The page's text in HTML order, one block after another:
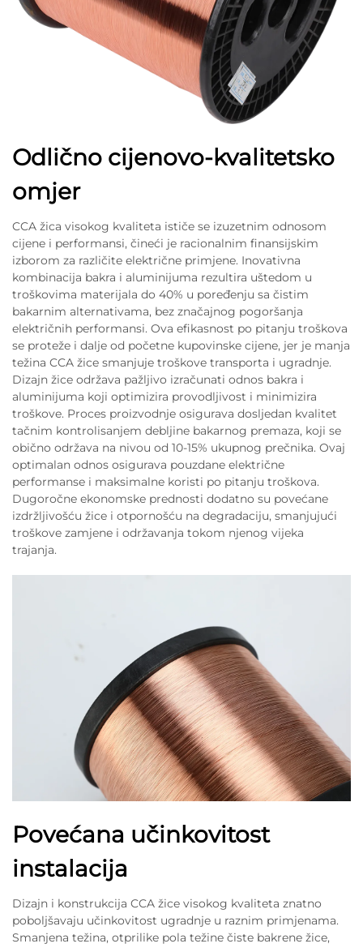
Odlično cijenovo-kvalitetsko
omjer
CCA žica visokog kvaliteta ističe se izuzetnim odnosom
cijene i performansi, čineći je racionalnim finansijskim
izborom za različite električne primjene. Inovativna
kombinacija bakra i aluminijuma rezultira uštedom u
troškovima materijala do 40% u poređenju sa čistim
bakarnim alternativama, bez značajnog pogoršanja
električnih performansi. Ova efikasnost po pitanju troškova
se proteže i dalje od početne kupovinske cijene, jer je manja
težina CCA žice smanjuje troškove transporta i ugradnje.
Dizajn žice održava pažljivo izračunati odnos bakra i
aluminijuma koji optimizira provodljivost i minimizira
troškove. Proces proizvodnje osigurava dosljedan kvalitet
tačnim kontrolisanjem debljine bakarnog premaza, koji se
obično održava na nivou od 10-15% ukupnog prečnika. Ovaj
optimalan odnos osigurava pouzdane električne
performanse i maksimalne koristi po pitanju troškova.
Dugoročne ekonomske prednosti dodatno su povećane
izdržljivošću žice i otpornošću na degradaciju, smanjujući
troškove zamjene i održavanja tokom njenog vijeka
trajanja.
Povećana učinkovitost
instalacija
Dizajn i konstrukcija CCA žice visokog kvaliteta znatno
poboljšavaju učinkovitost ugradnje u raznim primjenama.
Smanjena težina, otprilike pola težine čiste bakrene žice,